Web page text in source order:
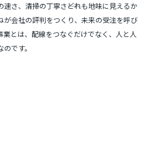
さ、清掃の丁寧さ――どれも地味に見えるか
が会社の評判をつくり、未来の受注を呼び
とは、配線をつなぐだけでなく、人と人
です。